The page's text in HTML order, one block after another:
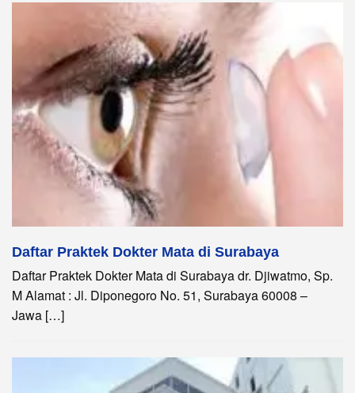
Daftar Praktek Dokter Mata di Surabaya
Daftar Praktek Dokter Mata di Surabaya dr. Djiwatmo, Sp.
M Alamat : Jl. Diponegoro No. 51, Surabaya 60008 –
Jawa […]